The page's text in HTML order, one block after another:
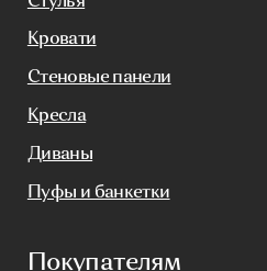
sofas-decor@mail.ru
Заказать звонок
+7(812)245-65-88